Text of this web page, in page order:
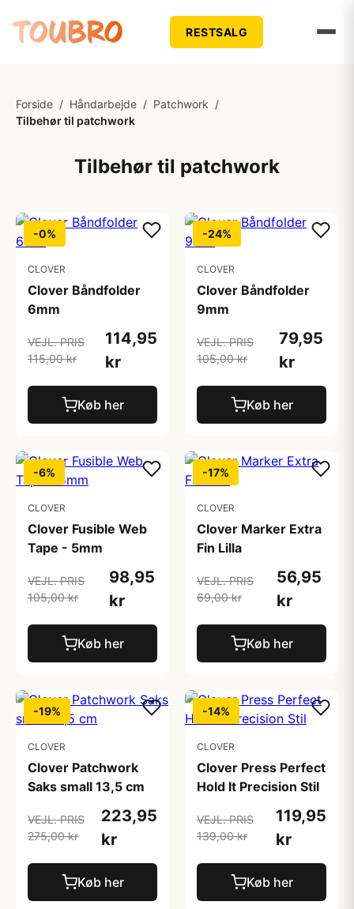
RESTSALG
Forside / Håndarbejde / Patchwork /
Tilbehør til patchwork
Tilbehør til patchwork
-0%
CLOVER
Clover Båndfolder
6mm
VEJL. PRIS
115,00 kr
114,95
kr
Køb her
-24%
CLOVER
Clover Båndfolder
9mm
VEJL. PRIS
105,00 kr
79,95
kr
Køb her
-6%
CLOVER
Clover Fusible Web
Tape - 5mm
VEJL. PRIS
105,00 kr
98,95
kr
Køb her
-17%
CLOVER
Clover Marker Extra
Fin Lilla
VEJL. PRIS
69,00 kr
56,95
kr
Køb her
-19%
CLOVER
Clover Patchwork
Saks small 13,5 cm
VEJL. PRIS
275,00 kr
223,95
kr
Køb her
-14%
CLOVER
Clover Press Perfect
Hold It Precision Stil
VEJL. PRIS
139,00 kr
119,95
kr
Køb her